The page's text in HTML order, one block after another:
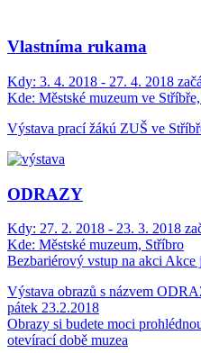
Vlastníma rukama
Kdy: 3. 4. 2018 - 27. 4. 2018
Kde: Městské muzeum ve
Výstava prací žákú ZUŠ ve
ODRAZY
Kdy: 27. 2. 2018 - 23. 3. 2018
Kde: Městské muzeum, Stříbro
Bezbariérový vstup na akci Akce
Výstava obrazů s názvem
pátek 23.2.2018
Obrazy si budete moci
otevírací době muzea